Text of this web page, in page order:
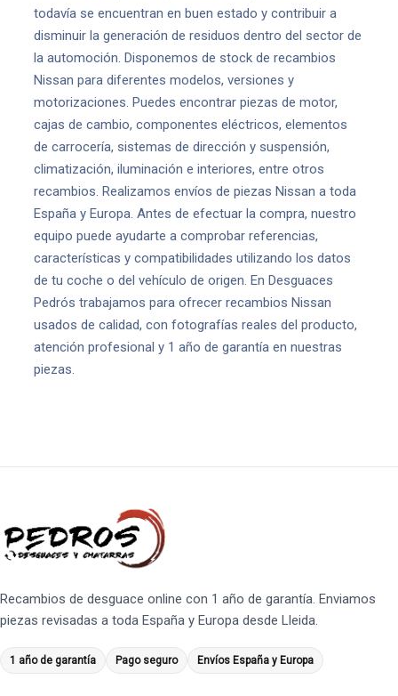
todavía se encuentran en buen estado y contribuir a
disminuir la generación de residuos dentro del sector de
la automoción. Disponemos de stock de recambios
Nissan para diferentes modelos, versiones y
motorizaciones. Puedes encontrar piezas de motor,
cajas de cambio, componentes eléctricos, elementos
de carrocería, sistemas de dirección y suspensión,
climatización, iluminación e interiores, entre otros
recambios. Realizamos envíos de piezas Nissan a toda
España y Europa. Antes de efectuar la compra, nuestro
equipo puede ayudarte a comprobar referencias,
características y compatibilidades utilizando los datos
de tu coche o del vehículo de origen. En Desguaces
Pedrós trabajamos para ofrecer recambios Nissan
usados de calidad, con fotografías reales del producto,
atención profesional y 1 año de garantía en nuestras
piezas.
Recambios de desguace online con 1 año de garantía. Enviamos
piezas revisadas a toda España y Europa desde Lleida.
1 año de garantía Pago seguro Envíos España y Europa